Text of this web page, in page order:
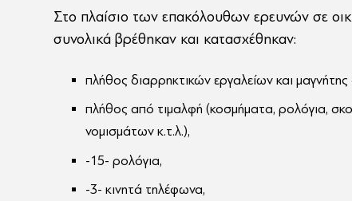
Στο πλαίσιο των επακόλουθων ερευνών σε
συνολικά βρέθηκαν και κατασχέθηκαν:
πλήθος διαρρηκτικών εργαλείων και
πλήθος από τιμαλφή (κοσμήματα, ρολόγια,
νομισμάτων κ.τ.λ.),
-15- ρολόγια,
-3- κινητά τηλέφωνα,